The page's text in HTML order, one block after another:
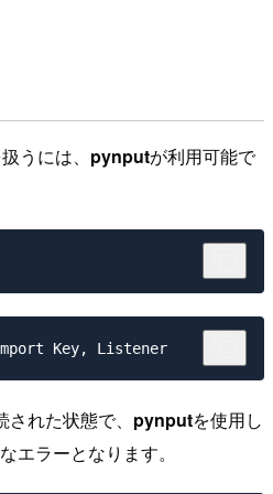
うには、 pynputが利用可能で
れた状態で、 pynputを使用し
エラーとなります。